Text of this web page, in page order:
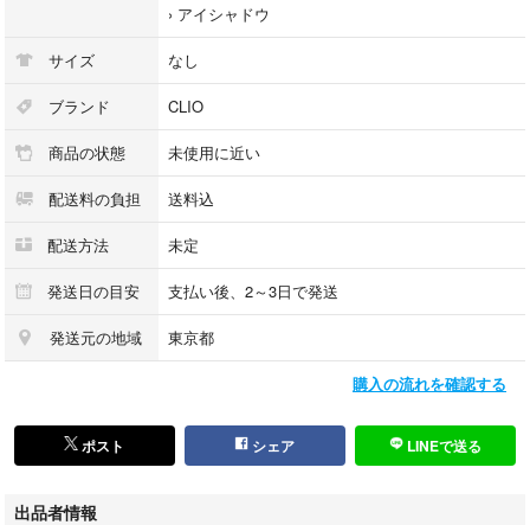
› アイシャドウ
サイズ なし
ブランド CLIO
商品の状態 未使用に近い
配送料の負担 送料込
配送方法 未定
発送日の目安 支払い後、2～3日で発送
発送元の地域 東京都
購入の流れを確認する
ポスト シェア LINEで送る
出品者情報